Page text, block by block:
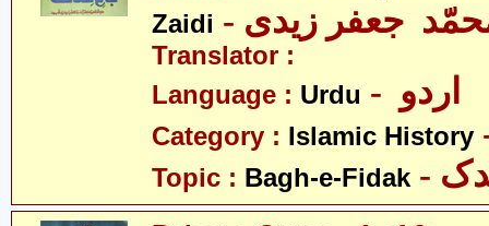
Zaidi
محمّد جعفر زیدی
Translator :
Language : Urdu
Category : Islamic History
Topic : Bagh-e-Fidak